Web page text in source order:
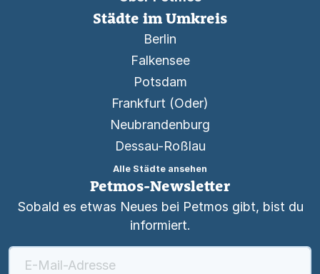
Städte im Umkreis
Berlin
Falkensee
Potsdam
Frankfurt (Oder)
Neubrandenburg
Dessau-Roßlau
Alle Städte ansehen
Petmos-Newsletter
Sobald es etwas Neues bei Petmos gibt, bist du
informiert.